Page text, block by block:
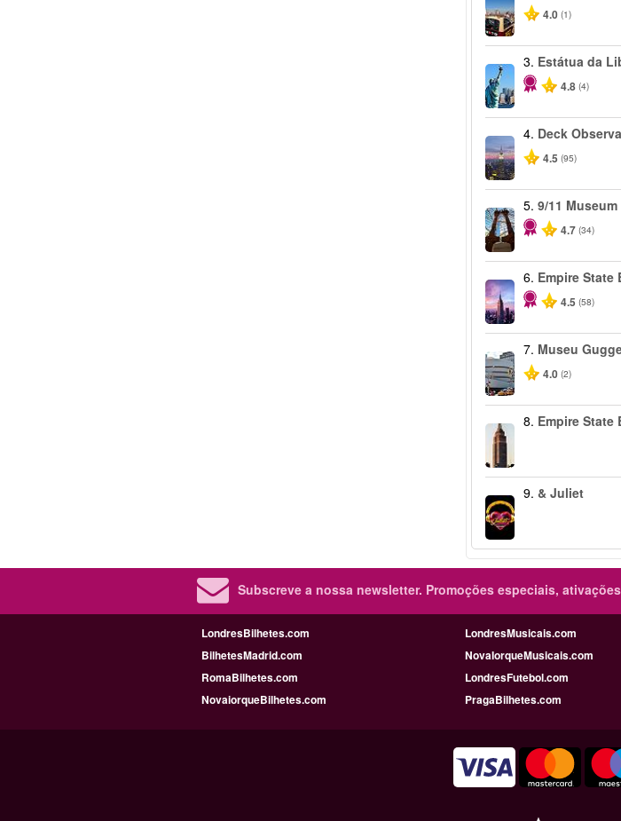
4.0 (1)
3. Estátua da
4.8 (4)
4. Deck
4.5 (95)
5.9/11
4.7 (34)
6. Empire
4.5 (58)
7. Museu
4.0 (2)
8. Empire
9.& Juliet
Subscreve a nossa newsletter. Promoções especiais,
LondresBilhetes.com LondresMusicais.com
BilhetesMadrid.com
NovaIorqueMusicais.com
RomaBilhetes.com
LondresFutebol.com
NovaiorqueBilhetes.com
PragaBilhetes.com